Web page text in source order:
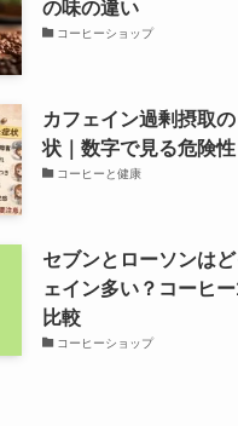
の味の違い
コーヒーショップ
カフェイン過剰摂取
状｜数字で見る危険性
コーヒーと健康
セブンとローソンは
ェイン多い？コーヒ
比較
コーヒーショップ